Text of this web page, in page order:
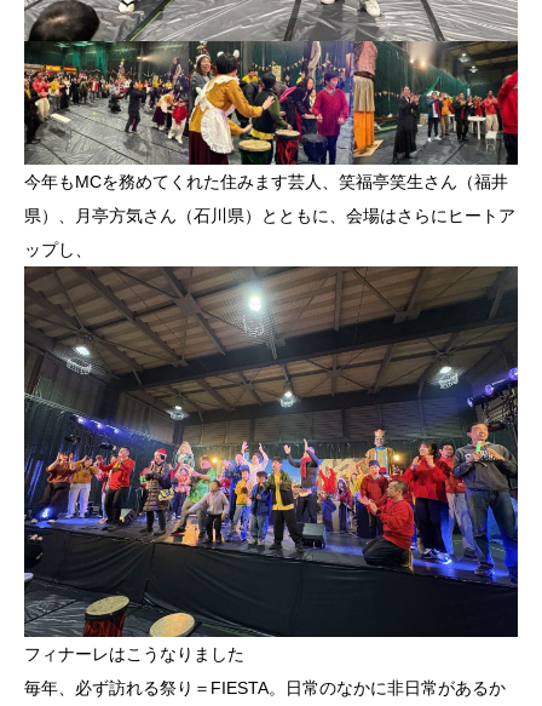
今年もMCを務めてくれた住みます芸人、笑福亭笑生さん（福井
県）、月亭方気さん（石川県）とともに、会場はさらにヒートア
ップし、
フィナーレはこうなりました
毎年、必ず訪れる祭り＝FIESTA。日常のなかに非日常があるか